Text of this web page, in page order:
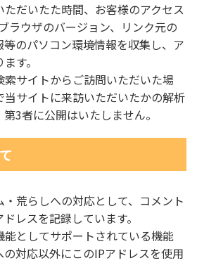
だいたた時間、お客様のアクセス
ラウザのバージョン、リンク元の
のパソコン環境情報を収集し、ア
す。
索サイトからご訪問いただいた場
サイトに来訪いただいたかの解析
3者に公開はいたしません。
荒らしへの対応として、コメント
レスを記録しています。
能としてサポートされている機能
対応以外にこのIPアドレスを使用